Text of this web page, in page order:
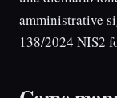
amministrative
138/2024 NIS2